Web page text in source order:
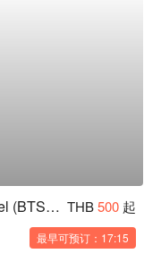
Lek Massage @The Heritage Hotel (BTS Chong Nonsri) THB500 起
最早可预订：17:15